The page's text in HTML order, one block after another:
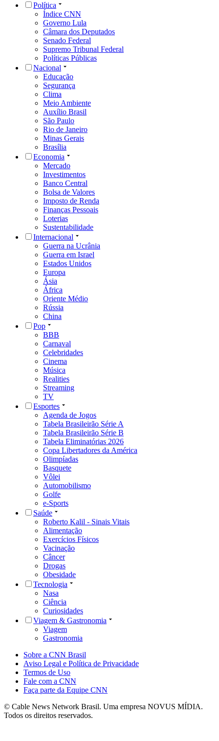
Política
Índice CNN
Governo Lula
Câmara dos Deputados
Senado Federal
Supremo Tribunal Federal
Políticas Públicas
Nacional
Educação
Segurança
Clima
Meio Ambiente
Auxílio Brasil
São Paulo
Rio de Janeiro
Minas Gerais
Brasília
Economia
Mercado
Investimentos
Banco Central
Bolsa de Valores
Imposto de Renda
Finanças Pessoais
Loterias
Sustentabilidade
Internacional
Guerra na Ucrânia
Guerra em Israel
Estados Unidos
Europa
Ásia
África
Oriente Médio
Rússia
China
Pop
BBB
Carnaval
Celebridades
Cinema
Música
Realities
Streaming
TV
Esportes
Agenda de Jogos
Tabela Brasileirão Série A
Tabela Brasileirão Série B
Tabela Eliminatórias 2026
Copa Libertadores da América
Olimpíadas
Basquete
Vôlei
Automobilismo
Golfe
e-Sports
Saúde
Roberto Kalil - Sinais Vitais
Alimentação
Exercícios Físicos
Vacinação
Câncer
Drogas
Obesidade
Tecnologia
Nasa
Ciência
Curiosidades
Viagem & Gastronomia
Viagem
Gastronomia
Sobre a CNN Brasil
Aviso Legal e Política de Privacidade
Termos de Uso
Fale com a CNN
Faça parte da Equipe CNN
© Cable News Network Brasil. Uma empresa NOVUS MÍDIA.
Todos os direitos reservados.